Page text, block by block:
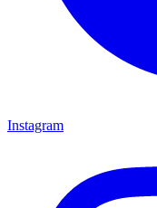
Instagram